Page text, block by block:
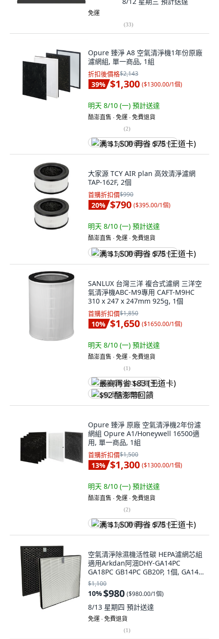
免運
(33)
Opure 臻淨 A8 空氣清淨機1年份原廠
濾網組, 單一商品, 1組
折扣後價格$2,143
39% $1,300 ($1300.00/1個)
明天 8/10 (一) 預計送達
酷澎直售 ∙ 免運 ∙ 免費退貨
(2)
满 $1,500 再省 $75 (王道卡)
大家源 TCY AIR plan 高效清淨濾網
TAP-162F, 2個
首購折扣價$990
20% $790 ($395.00/1個)
明天 8/10 (一) 預計送達
酷澎直售 ∙ 免運 ∙ 免費退貨
满 $1,500 再省 $75 (王道卡)
SANLUX 台灣三洋 複合式濾網 三洋空
氣清淨機ABC-M9專用 CAFT-M9HC
310 x 247 x 247mm 925g, 1個
首購折扣價$1,850
10% $1,650 ($1650.00/1個)
明天 8/10 (一) 預計送達
酷澎直售 ∙ 免運 ∙ 免費退貨
(1)
最高再省 $83 (王道卡)
$92 酷澎幣回饋
Opure 臻淨 原廠 空氣清淨機2年份濾
網組 Opure A1/Honeywell 16500適
用, 單一商品, 1組
首購折扣價$1,500
13% $1,300 ($1300.00/1個)
明天 8/10 (一) 預計送達
酷澎直售 ∙ 免運 ∙ 免費退貨
(2)
满 $1,500 再省 $75 (王道卡)
空氣清淨除濕機活性碳 HEPA濾網芯組
適用Arkdan阿沺DHY-GA14PC
GA18PC GB14PC GB20P, 1個, GA14-
01
$1,100
10%$980 ($980.00/1個)
8/13 星期四 預計送達
免運 ∙ 免費退貨
(1)